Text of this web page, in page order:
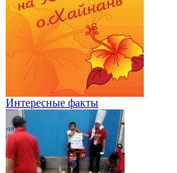
Интересные факты